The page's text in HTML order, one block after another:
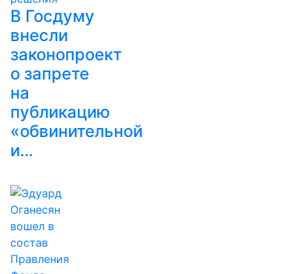
В Госдуму
внесли
законопроект
о запрете
на
публикацию
«обвинительной
и…